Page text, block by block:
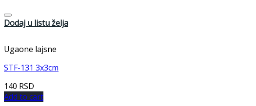
Dodaj u listu želja
Ugaone lajsne
STF-131 3x3cm
140 RSD
Add to cart